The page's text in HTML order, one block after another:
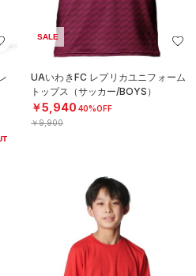
SALE
UAいわきFC レプリカユニフォーム
トップス（サッカー/BOYS）
￥5,940 40%OFF
￥9,900